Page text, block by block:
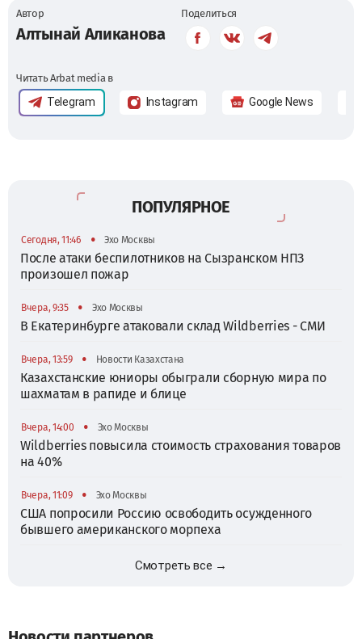
Автор
Алтынай Аликанова
Поделиться
Читать Arbat media в
Telegram Instagram Google News
ПОПУЛЯРНОЕ
Сегодня, 11:46 • Эхо Москвы
После атаки беспилотников на Сызранском НПЗ
произошел пожар
Вчера, 9:35 • Эхо Москвы
В Екатеринбурге атаковали склад Wildberries - СМИ
Вчера, 13:59 • Новости Казахстана
Казахстанские юниоры обыграли сборную мира по
шахматам в рапиде и блице
Вчера, 14:00 • Эхо Москвы
Wildberries повысила стоимость страхования товаров
на 40%
Вчера, 11:09 • Эхо Москвы
США попросили Россию освободить осужденного
бывшего американского морпеха
Смотреть все →